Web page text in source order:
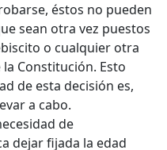
éstos no pueden
sean otra vez puestos
o cualquier otra
Constitución. Esto
de esta decisión es,
a cabo.
de
dejar fijada la edad